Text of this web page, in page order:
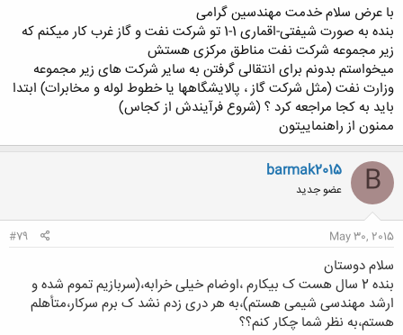
با عرض سلام خدمت مهندسین گرامی
بنده به صورت شیفتی-اقماری 1-1 تو شرکت نفت و گاز غرب کار میکنم که
زیر مجموعه شرکت نفت مناطق مرکزی هستش
میخواستم بدونم برای انتقالی گرفتن به سایر شرکت های زیر مجموعه
وزارت نفت (مثل شرکت گاز ، پالایشگاهها یا خطوط لوله و مخابرات) ابتدا
باید به کجا مراجعه کرد ؟ (شروع فرآیندش از کجاس)
ممنون از راهنماییتون
B
barmak2015
عضو جدید
May 30, 2015
#79
سلام دوستان
بنده 2 سال هست ک بیکارم ،اوضام خیلی خرابه،(سربازیم تموم شده و
ارشد مهندسی شیمی هستم)،به هر دری زدم نشد ک برم سرکار،متأهلم
هستم،به نظر شما چکار کنم؟؟